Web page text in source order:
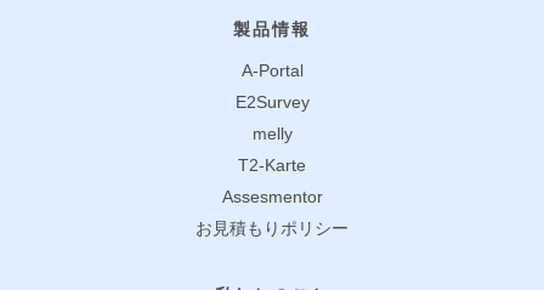
製品情報
A-Portal
E2Survey
melly
T2-Karte
Assesmentor
お見積もりポリシー